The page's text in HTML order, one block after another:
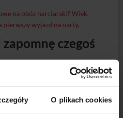
O plikach cookies
na obóz narciarski? Wiek,
wyjazd na narty.
czegoś
Oto kilka praktycznych porad,
Większość ośrodków
sklepy i wypożyczalnie,